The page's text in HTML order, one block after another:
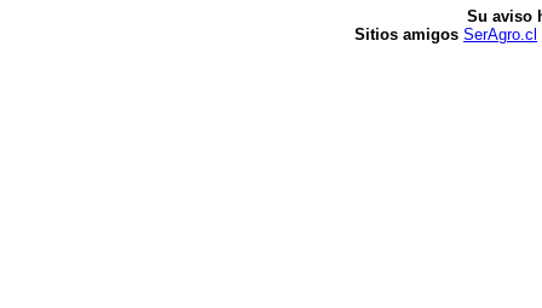
Su aviso
Sitios amigos SerAgro.cl